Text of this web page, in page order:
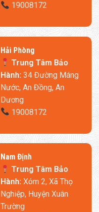
19008172
​Hải Phòng
Trung Tâm Bảo
Hành: 34 Đường Máng
Nước, An Đồng, An
Dương
19008172
​Nam Định
Trung Tâm Bảo
Hành:Xóm 2, Xã Thọ
Nghiệp, Huyện Xuân
Trường